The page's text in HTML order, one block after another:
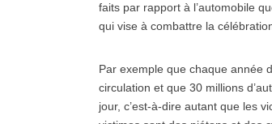
faits par rapport à l’automobile
qui vise à combattre la
Par exemple que chaque année
circulation et que 30 millions
jour, c’est-à-dire autant que les